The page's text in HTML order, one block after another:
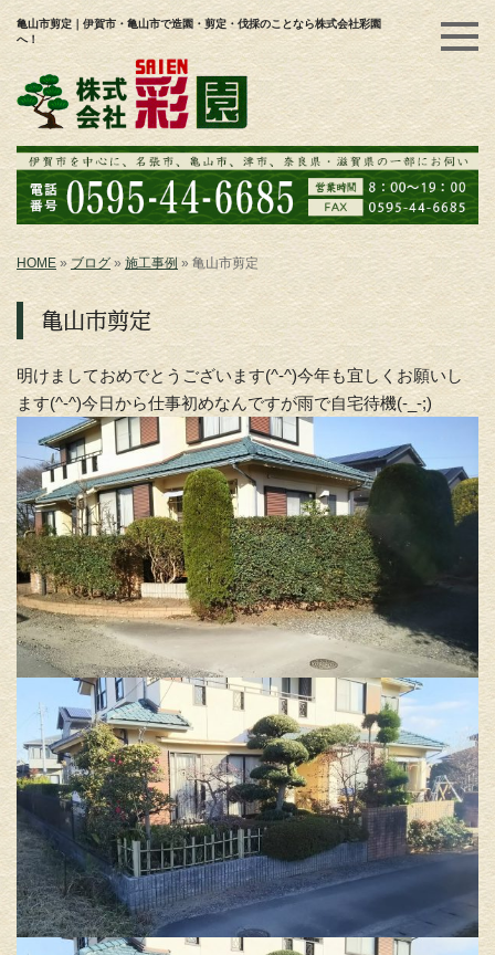
亀山市剪定｜伊賀市・亀山市で造園・剪定・伐採のことなら株式会社彩園
へ！
HOME » ブログ » 施工事例 » 亀山市剪定
亀山市剪定
明けましておめでとうございます(^-^)今年も宜しくお願いし
ます(^-^)今日から仕事初めなんですが雨で自宅待機(-_-;)